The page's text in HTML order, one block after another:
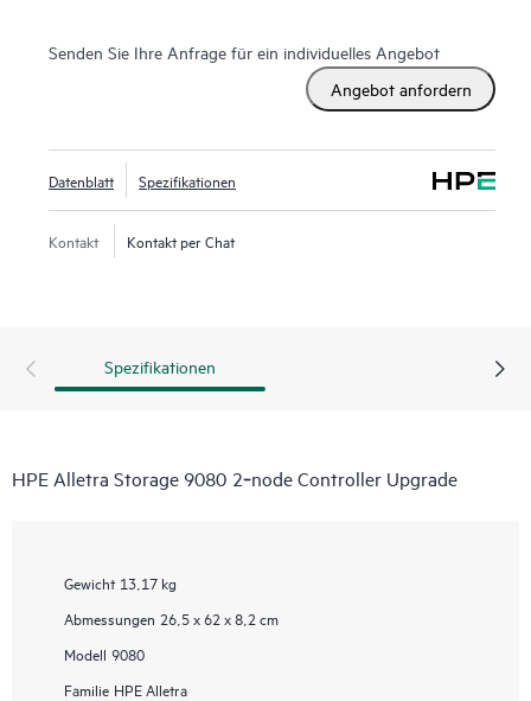
Senden Sie Ihre Anfrage für ein individuelles Angebot
Angebot anfordern
Datenblatt Spezifikationen
Kontakt Kontakt per Chat
Spezifikationen
HPE Alletra Storage 9080 2‑node Controller Upgrade
Gewicht 13,17 kg
Abmessungen 26,5 x 62 x 8,2 cm
Modell 9080
Familie HPE Alletra